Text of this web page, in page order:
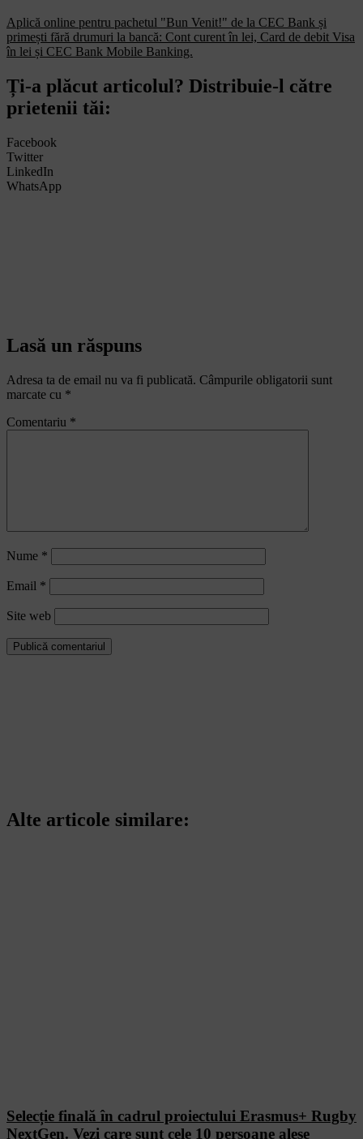
Aplică online pentru pachetul "Bun Venit!" de la CEC Bank și
primești fără drumuri la bancă: Cont curent în lei, Card de debit Visa
în lei și CEC Bank Mobile Banking.​
Ți-a plăcut articolul? Distribuie-l către
prietenii tăi:
Facebook
Twitter
LinkedIn
WhatsApp
Lasă un răspuns
Adresa ta de email nu va fi publicată. Câmpurile obligatorii sunt
marcate cu *
Comentariu *
Nume *
Email *
Site web
Alte articole similare:
Selecție finală în cadrul proiectului Erasmus+ Rugby
NextGen. Vezi care sunt cele 10 persoane alese